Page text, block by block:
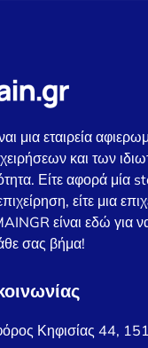
μια εταιρεία
και των
Είτε αφορά μία
είτε μια
είναι εδώ για
σας βήμα!
Κηφισίας 44,